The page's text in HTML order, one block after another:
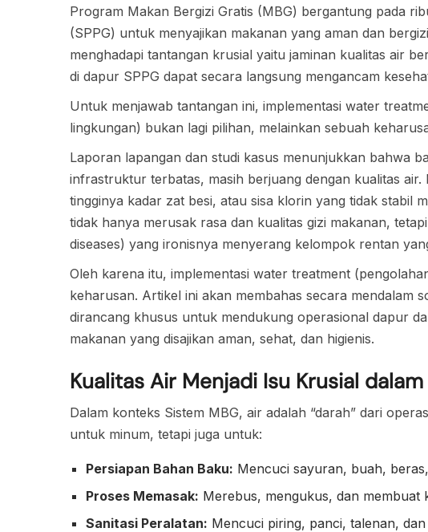
Program Makan Bergizi Gratis (MBG) bergantung pada
(SPPG) untuk menyajikan makanan yang aman dan
menghadapi tantangan krusial yaitu jaminan kualitas air
di dapur SPPG dapat secara langsung mengancam
Untuk menjawab tantangan ini, implementasi water
lingkungan) bukan lagi pilihan, melainkan sebuah
Laporan lapangan dan studi kasus menunjukkan bahwa
infrastruktur terbatas, masih berjuang dengan kualitas
tingginya kadar zat besi, atau sisa klorin yang tidak stabil
tidak hanya merusak rasa dan kualitas gizi makanan,
diseases) yang ironisnya menyerang kelompok rentan
Oleh karena itu, implementasi water treatment
keharusan. Artikel ini akan membahas secara mendalam
dirancang khusus untuk mendukung operasional dapur
makanan yang disajikan aman, sehat, dan higienis.
Kualitas Air Menjadi Isu Krusial
Dalam konteks Sistem MBG, air adalah “darah” dari
untuk minum, tetapi juga untuk:
Persiapan Bahan Baku: Mencuci sayuran, buah,
Proses Memasak: Merebus, mengukus, dan membuat
Sanitasi Peralatan: Mencuci piring, panci, talenan,